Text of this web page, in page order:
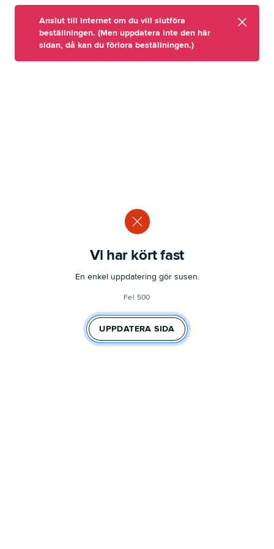
Anslut till Internet om du vill slutföra
beställningen. (Men uppdatera inte den här
sidan, då kan du förlora beställningen.)
Vi har kört fast
En enkel uppdatering gör susen.
Fel 500
UPPDATERA SIDA